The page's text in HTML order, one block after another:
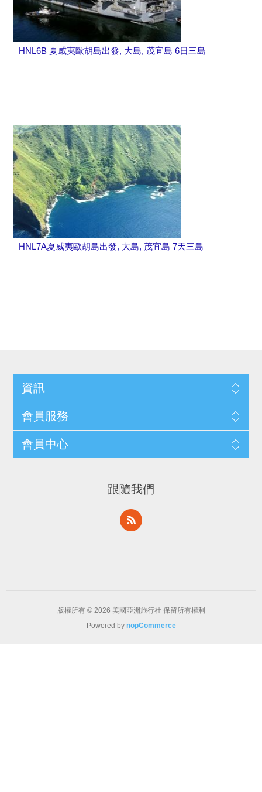
HNL6B 夏威夷歐胡島出發, 大島, 茂宜島 6日三島
HNL7A夏威夷歐胡島出發, 大島, 茂宜島 7天三島
資訊
會員服務
會員中心
跟隨我們
版權所有 © 2026 美國亞洲旅行社 保留所有權利
Powered by nopCommerce